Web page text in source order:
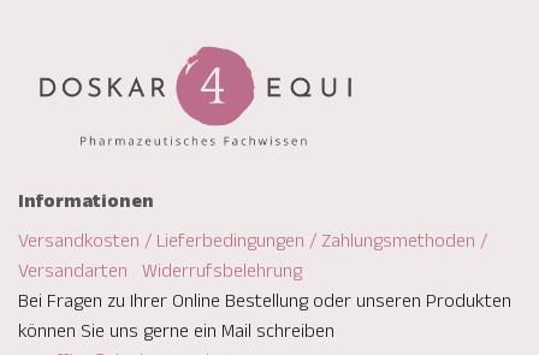
Informationen
Versandkosten / Lieferbedingungen / Zahlungsmethoden /
Versandarten Widerrufsbelehrung
Bei Fragen zu Ihrer Online Bestellung oder unseren Produkten
können Sie uns gerne ein Mail schreiben